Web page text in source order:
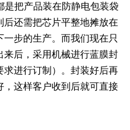
是把产品装在防静电包装袋
还需把芯片平整地摊放在
步的生产。而我们现在只
来后，采用机械进行蓝膜封
进行订制）。封装好后再
，这样客户收到后就可直接